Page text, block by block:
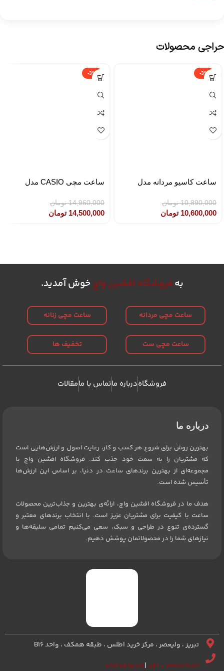
حراجی محصولات
-3%
ساعت کاسیو مردانه مدل
10,890,000 تومان
10,600,000 تومان
-3%
ساعت مچی CASIO مدل
14,960,000 تومان
14,500,000 تومان
به فروشگاه افشین واچخوش آمدید.
ساعت مچی مردانه ساعت مچی زنانه
ساعت مچی ست تخفیف ها
فروشگاهدرباره ماتماس با مامقالات
درباره ما
بهترین روش برای شروع هر کسب و کار، رعایت اصول و ارزش‌هایی است
که مشتریان را به سمت خود جذب کند. فروشگاه افشین واچ با
مجموعه‌ای از بهترین برندهای ساعت در دنیا، بر اساس این ارزش‌ها
تأسیس شده است.
هدف ما در فروشگاه افشین واچ، ارائه‌ی بهترین و جذاب‌ترین محصولات
ساعت با کیفیت برای مشتریان عزیز است. با انتخاب برندهای معتبر و
گسترده‌ی تنوع در طراحی و سبک، سعی می‌کنیم تمامی سلیقه‌ها و
نیازهای شما را در محصولاتمان پوشش دهیم.
تبریز ، ولیعصر ، مرکز خرید اطلس ، طبقه همکف ، واحد B16
۳۳۲۴۹۶۷۲ – ۰۴۱
|۰۹۱۴۱۱۴۹۰۸۹